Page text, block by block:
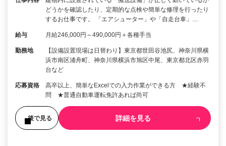
どうかを確認したり、定期的な点検や簡単な修理を行ったり
するお仕事です。 「エアシューター」や「自走台車」…
給与 月給246,000円～490,000円＋各種手当
勤務地
【設備設置現場は日替わり】東京都世田谷池尻、神奈川県横
浜市南区浦舟町、神奈川県横浜市旭区中尾、東京都北区赤羽
台など
応募資格
高卒以上、簡単なExcelでの入力作業ができる方 ★経験不
問 ★普通自動車運転免許あれば尚可
後で見る 詳細を見る